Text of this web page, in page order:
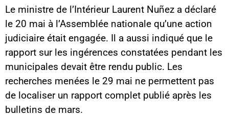
Le ministre de l’Intérieur Laurent Nuñez a déclaré
le 20 mai à l’Assemblée nationale qu’une action
judiciaire était engagée. Il a aussi indiqué que le
rapport sur les ingérences constatées pendant les
municipales devait être rendu public. Les
recherches menées le 29 mai ne permettent pas
de localiser un rapport complet publié après les
bulletins de mars.